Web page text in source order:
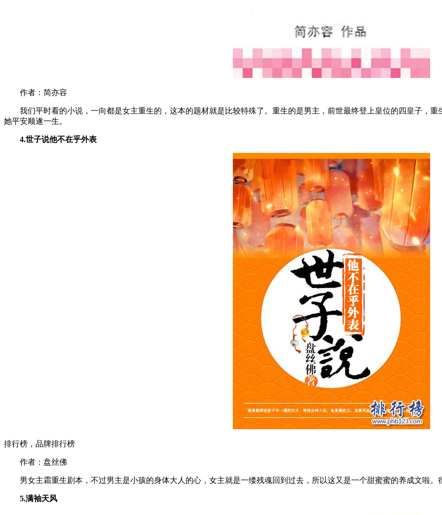
作者：简亦容
我们平时看的小说，一向都是女主重生的，这本的题材就是比较特殊了。重生的是男主，前世最终登上皇位的四皇子，重
她平安顺遂一生。
4.世子说他不在乎外表
排行榜，品牌排行榜
作者：盘丝佛
男女主霜重生剧本，不过男主是小孩的身体大人的心，女主就是一缕残魂回到过去，所以这又是一个甜蜜蜜的养成文啦。
5.满袖天风